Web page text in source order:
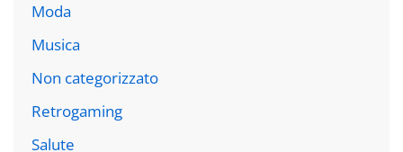
Moda
Musica
Non categorizzato
Retrogaming
Salute